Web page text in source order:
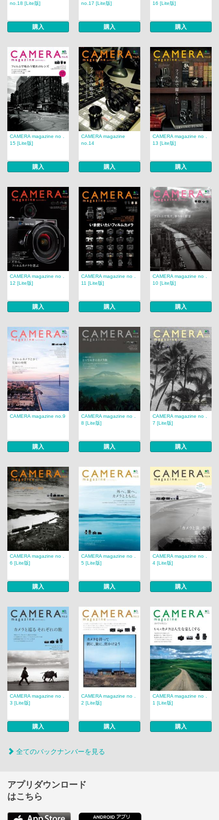
no.18 [Lite版]
購入
no.17 [Lite版]
購入
16 [Lite版]
購入
CAMERA magazine no．
15 [Lite版]
購入
CAMERA magazine
no.14
購入
CAMERA magazine no．
13 [Lite版]
購入
CAMERA magazine no．
12 [Lite版]
購入
CAMERA magazine no．
11 [Lite版]
購入
CAMERA magazine no．
10 [Lite版]
購入
CAMERA magazine no.9
購入
CAMERA magazine no．
8 [Lite版]
購入
CAMERA magazine no．
7 [Lite版]
購入
CAMERA magazine no．
6 [Lite版]
購入
CAMERA magazine no．
5 [Lite版]
購入
CAMERA magazine no．
4 [Lite版]
購入
CAMERA magazine no．
3 [Lite版]
購入
CAMERA magazine no．
2 [Lite版]
購入
CAMERA magazine no．
1 [Lite版]
購入
全てのバックナンバーを見る
アプリダウンロード
はこちら